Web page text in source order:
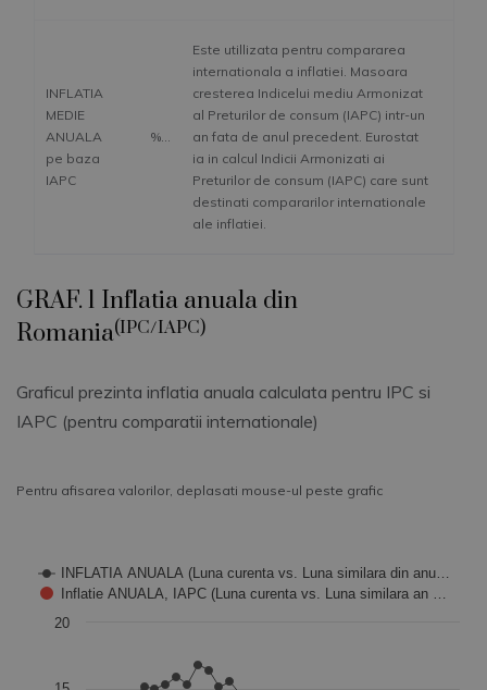
INFLATIA
MEDIE
ANUALA
pe baza
IAPC
%
Este utillizata pentru compararea
internationala a inflatiei. Masoara
cresterea Indicelui mediu Armonizat
al Preturilor de consum (IAPC) intr-un
an fata de anul precedent. Eurostat
ia in calcul Indicii Armonizati ai
Preturilor de consum (IAPC) care sunt
destinati compararilor internationale
ale inflatiei.
GRAF. 1 Inflatia anuala din
Romania(IPC/IAPC)
Graficul prezinta inflatia anuala calculata pentru IPC si
IAPC (pentru comparatii internationale)
Pentru afisarea valorilor, deplasati mouse-ul peste grafic
The chart has 1 Y axis displaying Values. Data ranges from
INFLATIA ANUALA (Luna curenta vs. Luna similara din anu…
Inflatie ANUALA, IAPC (Luna curenta vs. Luna similara an …
20